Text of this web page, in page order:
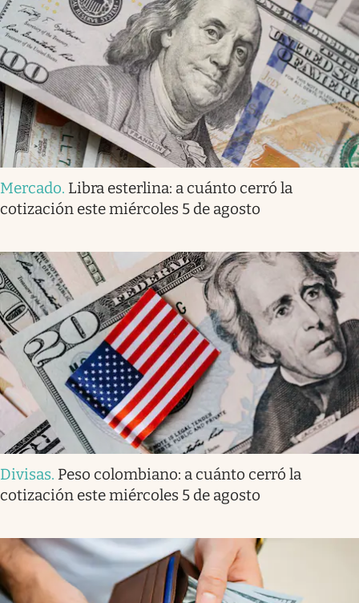
Mercado. Libra esterlina: a cuánto cerró la
cotización este miércoles 5 de agosto
Divisas. Peso colombiano: a cuánto cerró la
cotización este miércoles 5 de agosto